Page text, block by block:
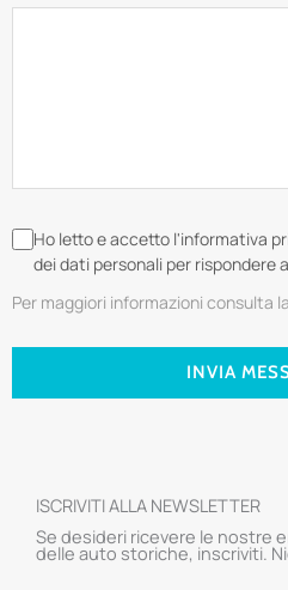
Ho letto e accetto l'informativa
dei dati personali per rispondere
Per maggiori informazioni consulta
INVIA
ISCRIVITI ALLA NEWSLETTER
Se desideri ricevere le nostre
delle auto storiche, inscriviti.